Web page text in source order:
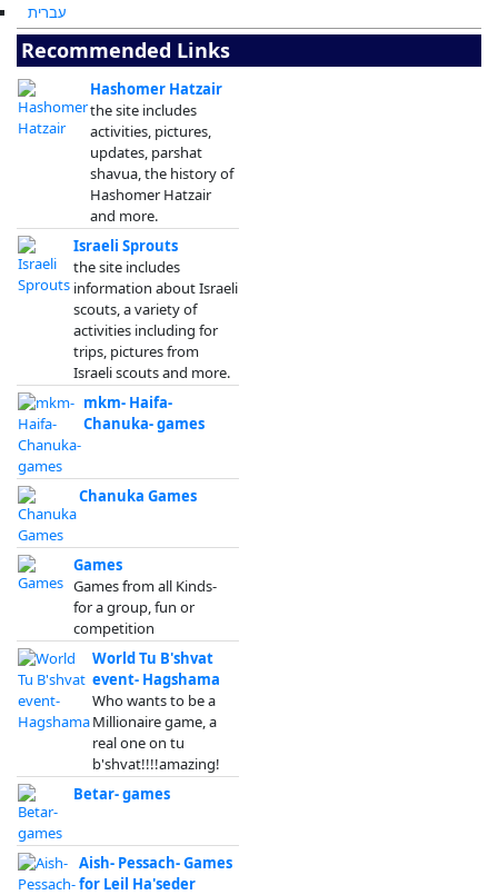
עברית
Recommended Links
Hashomer Hatzair
the site includes
activities, pictures,
updates, parshat
shavua, the history of
Hashomer Hatzair
and more.
Israeli Sprouts
the site includes
information about Israeli
scouts, a variety of
activities including for
trips, pictures from
Israeli scouts and more.
mkm- Haifa-
Chanuka- games
Chanuka Games
Games
Games from all Kinds-
for a group, fun or
competition
World Tu B'shvat
event- Hagshama
Who wants to be a
Millionaire game, a
real one on tu
b'shvat!!!!amazing!
Betar- games
Aish- Pessach- Games
for Leil Ha'seder